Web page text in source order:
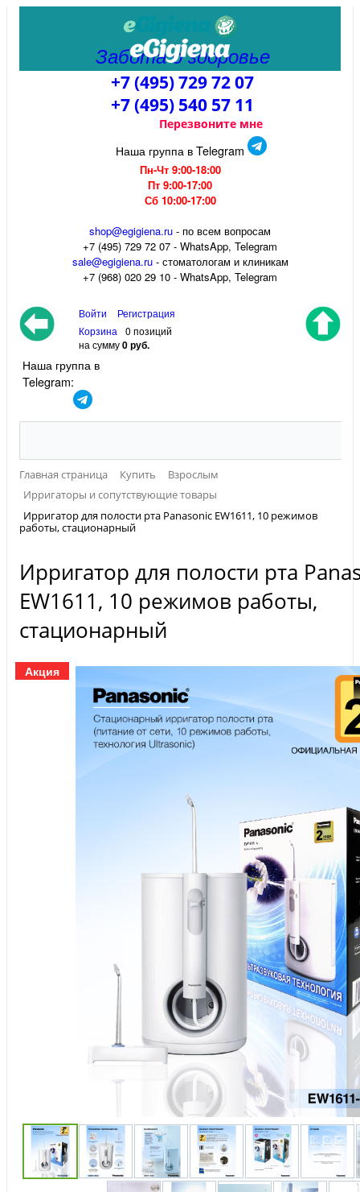
Забота о здоровье
+7 (495) 729 72 07
+7 (495) 540 57 11
Перезвоните мне
Наша группа в Telegram
Пн-Чт 9:00-18:00
Пт 9:00-17:00
Сб 10:00-17:00
shop@egigiena.ru - по всем вопросам
‎+7 (495) 729 72 07 - WhatsApp, Telegram
sale@egigiena.ru- стоматологам и клиникам
+7 (968) 020 29 10 - WhatsApp, Telegram
Войти
Регистрация
Корзина
0 позиций
на сумму0 руб.
Наша группа в
Telegram:
Главная страница Купить
Взрослым
Ирригаторы и сопутствующие товары
Ирригатор для полости рта Panasonic EW1611, 10 режимов
работы, стационарный
Ирригатор для полости рта
EW1611, 10 режимов работы,
стационарный
Акция